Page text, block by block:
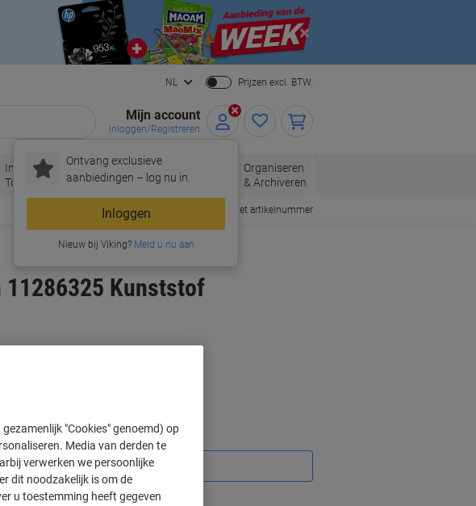
Close
NL Prijzen excl. BTW.
Mijn account
Inloggen/Registreren
Ontvang exclusieve
aanbiedingen – log nu in.
Inloggen
Nieuw bij Viking?Meld u nu aan
Inkt &
Toner
Papier, Enveloppen
& Verpakken
Kantoorartikelen
Organiseren
& Archiveren
Snel bestellen met artikelnummer
11286325 Kunststof
Excl. btw
5,19 €
4,99 € -3%
"Cookies" genoemd) op
Media van derden te
verwerken we persoonlijke
dit noodzakelijk is om de
u toestemming heeft gegeven